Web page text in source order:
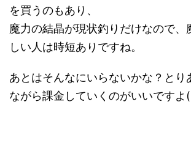
を買うのもあり、
魔力の結晶が現状釣りだけなので、
しい人は時短ありですね。
あとはそんなにいらないかな？とり